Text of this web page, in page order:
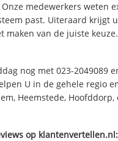
medewerkers weten
past. Uiteraard krijgt
maken van de juiste
nog met 023-2049089
U in de gehele regio
Heemstede,
op klantenvertellen.nl: